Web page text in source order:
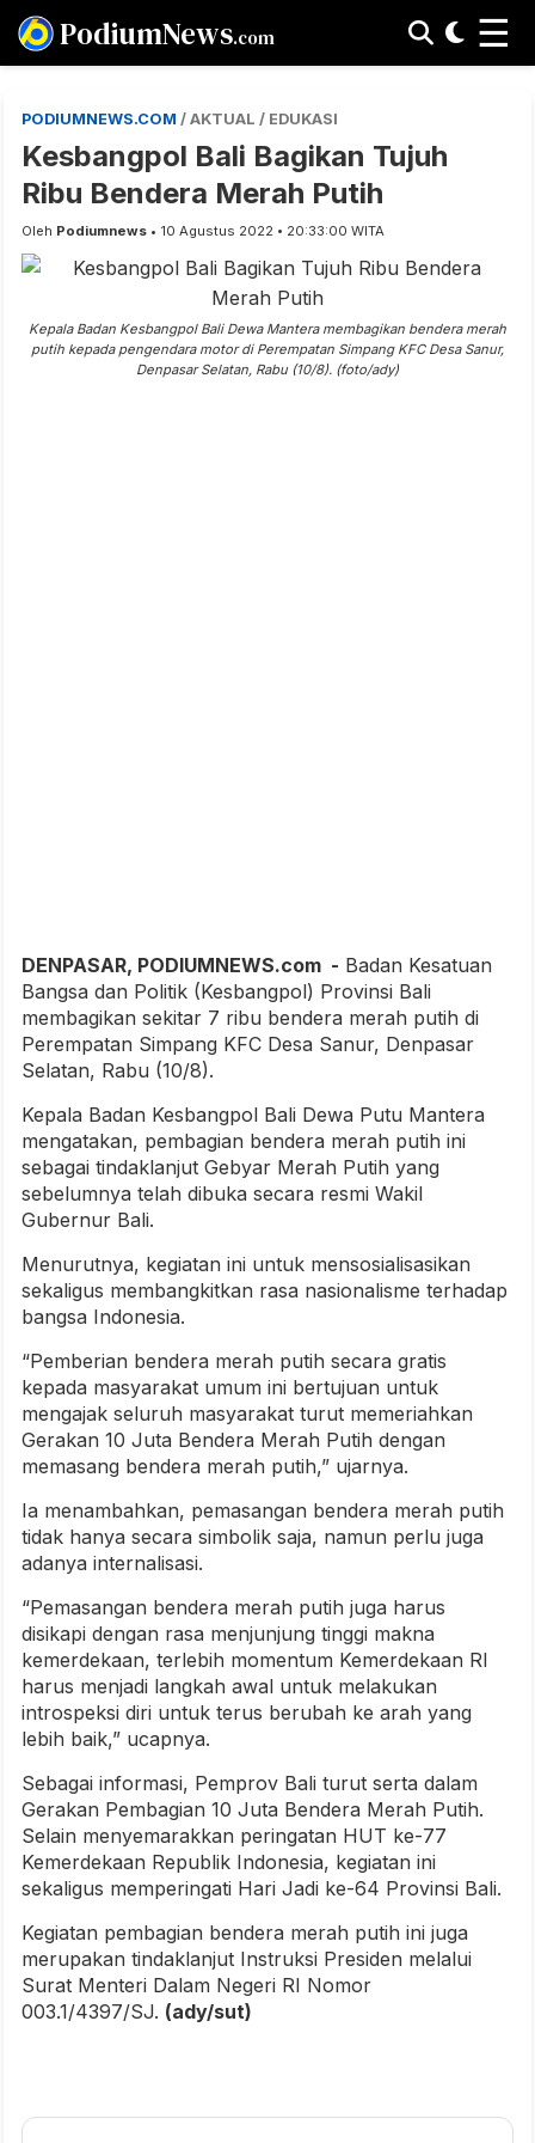
PodiumNews.com ☰
PODIUMNEWS.COM / AKTUAL / EDUKASI
Kesbangpol Bali Bagikan Tujuh
Ribu Bendera Merah Putih
Oleh Podiumnews • 10 Agustus 2022 • 20:33:00 WITA
Kepala Badan Kesbangpol Bali Dewa Mantera membagikan bendera merah
putih kepada pengendara motor di Perempatan Simpang KFC Desa Sanur,
Denpasar Selatan, Rabu (10/8). (foto/ady)
DENPASAR, PODIUMNEWS.com - Badan Kesatuan
Bangsa dan Politik (Kesbangpol) Provinsi Bali
membagikan sekitar 7 ribu bendera merah putih di
Perempatan Simpang KFC Desa Sanur, Denpasar
Selatan, Rabu (10/8).
Kepala Badan Kesbangpol Bali Dewa Putu Mantera
mengatakan, pembagian bendera merah putih ini
sebagai tindaklanjut Gebyar Merah Putih yang
sebelumnya telah dibuka secara resmi Wakil
Gubernur Bali.
Menurutnya, kegiatan ini untuk mensosialisasikan
sekaligus membangkitkan rasa nasionalisme terhadap
bangsa Indonesia.
“Pemberian bendera merah putih secara gratis
kepada masyarakat umum ini bertujuan untuk
mengajak seluruh masyarakat turut memeriahkan
Gerakan 10 Juta Bendera Merah Putih dengan
memasang bendera merah putih,” ujarnya.
Ia menambahkan, pemasangan bendera merah putih
tidak hanya secara simbolik saja, namun perlu juga
adanya internalisasi.
“Pemasangan bendera merah putih juga harus
disikapi dengan rasa menjunjung tinggi makna
kemerdekaan, terlebih momentum Kemerdekaan RI
harus menjadi langkah awal untuk melakukan
introspeksi diri untuk terus berubah ke arah yang
lebih baik,” ucapnya.
Sebagai informasi, Pemprov Bali turut serta dalam
Gerakan Pembagian 10 Juta Bendera Merah Putih.
Selain menyemarakkan peringatan HUT ke-77
Kemerdekaan Republik Indonesia, kegiatan ini
sekaligus memperingati Hari Jadi ke-64 Provinsi Bali.
Kegiatan pembagian bendera merah putih ini juga
merupakan tindaklanjut Instruksi Presiden melalui
Surat Menteri Dalam Negeri RI Nomor
003.1/4397/SJ. (ady/sut)